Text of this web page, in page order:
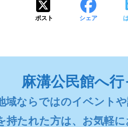
ポスト シェア
麻溝公民館へ
域ならではのイベント
持たれた方は、お気軽に